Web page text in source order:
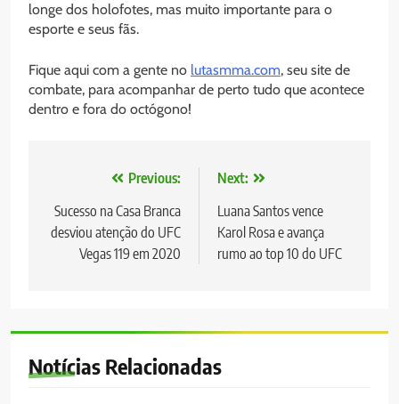
longe dos holofotes, mas muito importante para o
esporte e seus fãs.
Fique aqui com a gente no lutasmma.com, seu site de
combate, para acompanhar de perto tudo que acontece
dentro e fora do octógono!
Navegação
de
Post
Previous:
Sucesso na Casa Branca
desviou atenção do UFC
Vegas 119 em 2020
Next:
Luana Santos vence
Karol Rosa e avança
rumo ao top 10 do UFC
Notícias Relacionadas